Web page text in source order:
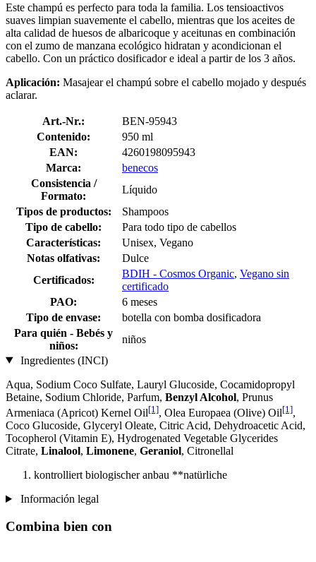
Este champú es perfecto para toda la familia. Los tensioactivos
suaves limpian suavemente el cabello, mientras que los aceites de
alta calidad de huesos de albaricoque y aceitunas en combinación
con el zumo de manzana ecológico hidratan y acondicionan el
cabello. Con un práctico dosificador e ideal a partir de los 3 años.
Aplicación: Masajear el champú sobre el cabello mojado y después
aclarar.
Art.-Nr.:
BEN-95943
Contenido:
950 ml
EAN:
4260198095943
Marca:
benecos
Consistencia /
Formato:
Líquido
Tipos de productos:
Shampoos
Tipo de cabello:
Para todo tipo de cabellos
Características:
Unisex, Vegano
Notas olfativas:
Dulce
Certificados:
BDIH - Cosmos Organic, Vegano sin
certificado
PAO:
6 meses
Tipo de envase:
botella con bomba dosificadora
Para quién - Bebés y
niños:
niños
Ingredientes (INCI)
Aqua, Sodium Coco­ Sulfate, Lauryl Glucoside, Cocamidopropyl
Betaine, Sodium Chloride, Parfum, Benzyl Alcohol, Prunus
Armeniaca (Apricot) Kernel Oil[1], Olea Europaea (Olive) Oil[1],
Coco Glucoside, Glyceryl Oleate, Citric Acid, Dehydroacetic Acid,
Tocopherol (Vitamin E), Hydrogenated Vegetable Glycerides
Citrate, Linalool, Limonene, Geraniol, Citronellal
kontrolliert biologischer anbau **natürliche
Información legal
Combina bien con